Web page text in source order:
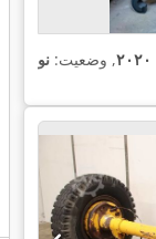
۲۰۲۰, وضعیت: نو